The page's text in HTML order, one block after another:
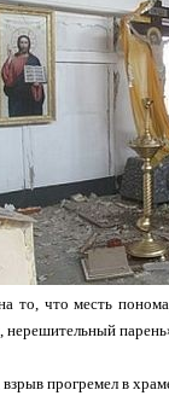
то, что месть
нерешительный
прогремел в